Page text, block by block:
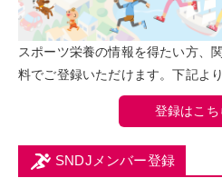
スポーツ栄養の情報を得たい方、
料でご登録いただけます。下記よ
登録はこち
SNDJメンバー登録